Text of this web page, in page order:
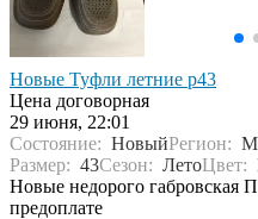
Новые Туфли летние р43
Цена договорная
29 июня, 22:01
Состояние: НовыйРегион:
Размер: 43Сезон: ЛетоЦвет:
Новые недорого
предоплате